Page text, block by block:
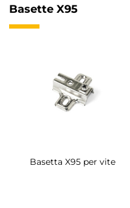
Basette X95
Basetta X95 per vite